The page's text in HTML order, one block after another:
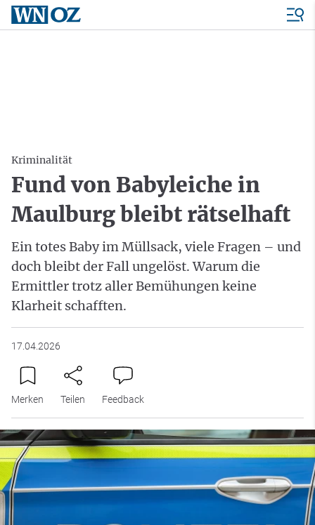
Kriminalität
Fund von Babyleiche in
Maulburg bleibt rätselhaft
Ein totes Baby im Müllsack, viele Fragen – und
doch bleibt der Fall ungelöst. Warum die
Ermittler trotz aller Bemühungen keine
Klarheit schafften.
17.04.2026
Merken Teilen Feedback